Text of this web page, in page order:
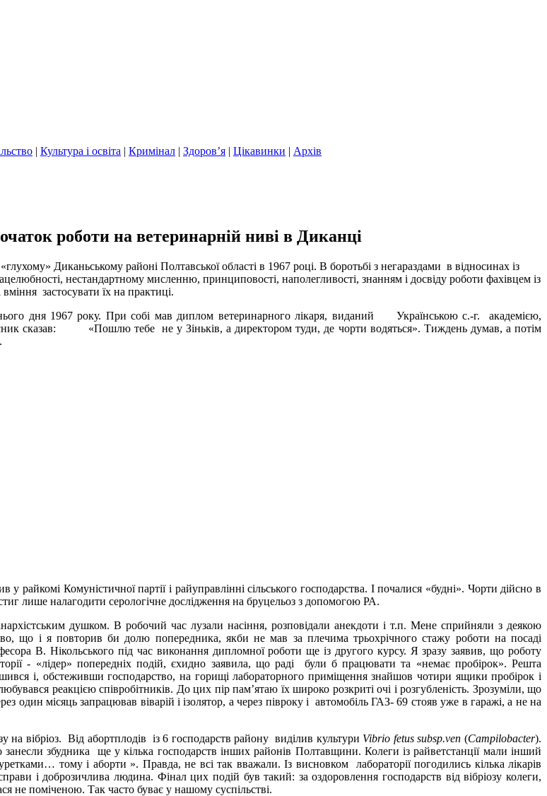
| Культура і освіта | Кримінал | Здоров’я | Цікавинки | Архів
роботи на ветеринарній ниві в Диканці
Диканьському районі Полтавської області в 1967 році. В боротьбі з негараздами в відносинах із
нестандартному мисленню, принциповості, наполегливості, знанням і досвіду роботи фахівцем із
застосувати їх на практиці.
дня 1967 року. При собі мав диплом ветеринарного лікаря, виданий Українською с.-г. академією,
сказав: «Пошлю тебе не у Зіньків, а директором туди, де чорти водяться». Тиждень думав, а потім
Комуністичної партії і райуправлінні сільського господарства. І почалися «будні». Чорти дійсно в
лише налагодити серологічне дослідження на бруцельоз з допомогою РА.
душком. В робочий час лузали насіння, розповідали анекдоти і т.п. Мене сприйняли з деякою
що і я повторив би долю попередника, якби не мав за плечима трьохрічного стажу роботи на посаді
В. Нікольського під час виконання дипломної роботи ще із другого курсу. Я зразу заявив, що роботу
- «лідер» попередніх подій, єхидно заявила, що раді були б працювати та «немає пробірок». Решта
і, обстеживши господарство, на горищі лабораторного приміщення знайшов чотири ящики пробірок і
реакцією співробітників. До цих пір пам’ятаю їх широко розкриті очі і розгубленість. Зрозуміли, що
один місяць запрацював віварій і ізолятор, а через півроку і автомобіль ГАЗ- 69 стояв уже в гаражі, а не на
вібріоз. Від абортплодів із 6 господарств району виділив культури Vibrio fetus subsp.ven (Campilobacter).
збудника ще у кілька господарств інших районів Полтавщини. Колеги із райветстанції мали інший
тому і аборти ». Правда, не всі так вважали. Із висновком лабораторії погодились кілька лікарів
і доброзичлива людина. Фінал цих подій був такий: за оздоровлення господарств від вібріозу колеги,
не поміченою. Так часто буває у нашому суспільстві.